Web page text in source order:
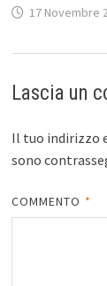
17 Novembre
Lascia un
Il tuo indirizzo
sono
COMMENTO *